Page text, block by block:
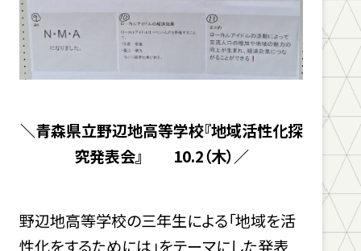
＼青森県立野辺地高等学校『地域活性化探
究発表会』 10.2（木）／
野辺地高等学校の三年生による「地域を活
性化をするためには」をテーマにした発表